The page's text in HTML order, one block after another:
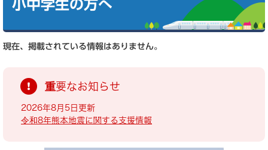
小中学生の方へ
現在、掲載されている情報はありません。
重要なお知らせ
2026年8月5日更新
令和8年熊本地震に関する支援情報